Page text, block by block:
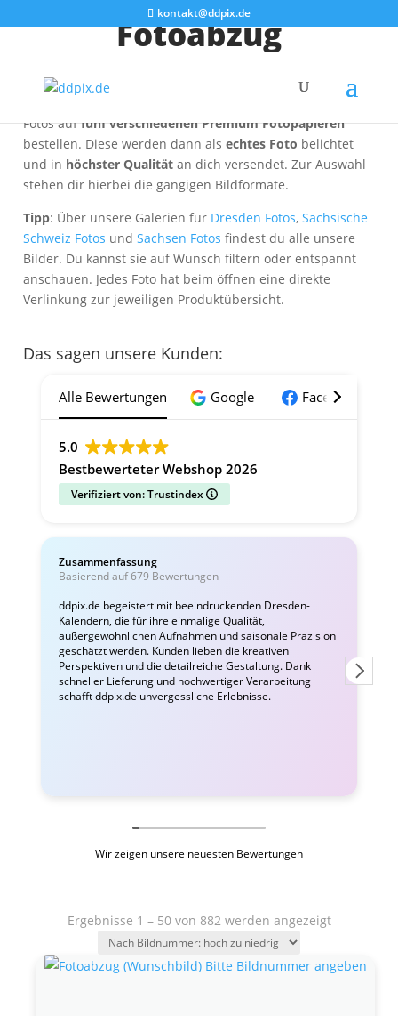
kontakt@ddpix.de
Fotoabzug
Du möchtest einzigartige Aufnahmen als
klassisches Foto
in deinen Händen halten? Kein Problem! Du kannst unsere
Fotos auffünf verschiedenen Premium Fotopapieren
bestellen. Diese werden dann alsechtes Foto belichtet
und in höchster Qualität an dich versendet. Zur Auswahl
stehen dir hierbei die gängigen Bildformate.
Tipp: Über unsere Galerien für Dresden Fotos,Sächsische
Schweiz Fotos undSachsen Fotos findest du alle unsere
Bilder. Du kannst sie auf Wunsch filtern oder entspannt
anschauen. Jedes Foto hat beim öffnen eine direkte
Verlinkung zur jeweiligen Produktübersicht.
Das sagen unsere Kunden:
Alle Bewertungen Google Facebook
5.0
Bestbewerteter Webshop 2026
Verifiziert von: Trustindex
Zusammenfassung
Basierend auf 679 Bewertungen
ddpix.de begeistert mit beeindruckenden Dresden-
Kalendern, die für ihre einmalige Qualität,
außergewöhnlichen Aufnahmen und saisonale Präzision
geschätzt werden. Kunden lieben die kreativen
Perspektiven und die detailreiche Gestaltung. Dank
schneller Lieferung und hochwertiger Verarbeitung
schafft ddpix.de unvergessliche Erlebnisse.
Wir zeigen unsere neuesten Bewertungen
Ergebnisse 1 – 50 von 882 werden angezeigt